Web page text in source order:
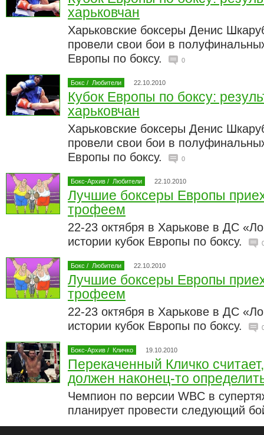
харьковчан
Харьковские боксеры Денис
провели свои бои в
Европы по боксу.
0
Бокс / Любители 22.10.2010
Кубок Европы по боксу:
харьковчан
Харьковские боксеры Денис
провели свои бои в
Европы по боксу.
0
Бокс-Архив / Любители 22.10.2010
Лучшие боксеры Европы
трофеем
22-23 октября в Харькове в ДС
истории кубок Европы по боксу.
Бокс / Любители 22.10.2010
Лучшие боксеры Европы
трофеем
22-23 октября в Харькове в ДС
истории кубок Европы по боксу.
Бокс-Архив / Кличко 19.10.2010
Перекаченный Кличко
должен наконец-то
Чемпион по версии WBC в
планирует провести следующий